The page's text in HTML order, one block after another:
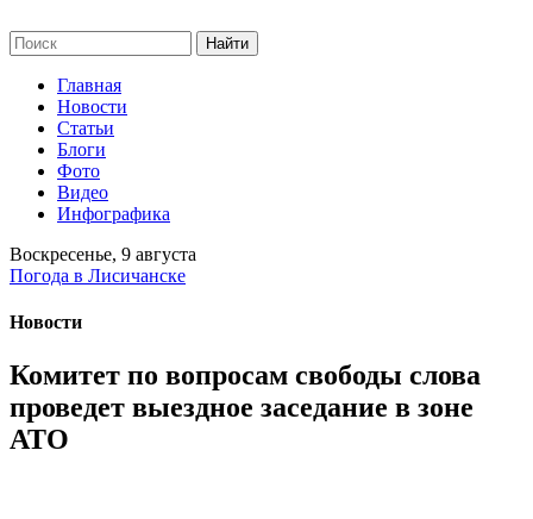
Главная
Новости
Статьи
Блоги
Фото
Видео
Инфографика
Воскресенье, 9 августа
Погода в Лисичанске
Новости
Комитет по вопросам свободы слова
проведет выездное заседание в зоне
АТО